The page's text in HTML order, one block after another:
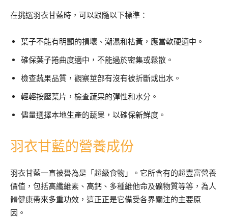
在挑選羽衣甘藍時，可以跟隨以下標準：
葉子不能有明顯的損壞、潮濕和枯黃，應當軟硬適中。
確保葉子捲曲度適中，不能過於密集或鬆散。
檢查蔬果品質，觀察莖部有沒有被折斷或出水。
輕輕按壓葉片，檢查蔬果的彈性和水分。
儘量選擇本地生產的蔬果，以確保新鮮度。
羽衣甘藍的營養成份
羽衣甘藍一直被譽為是「超級食物」。它所含有的超豐富營養
價值，包括高纖維素、高鈣、多種維他命及礦物質等等，為人
體健康帶來多重功效，這正正是它備受各界關注的主要原
因。